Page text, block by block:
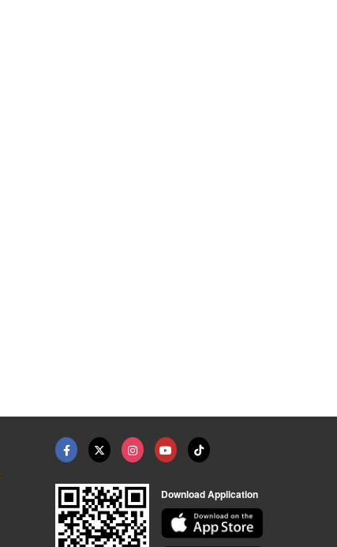
Download Application